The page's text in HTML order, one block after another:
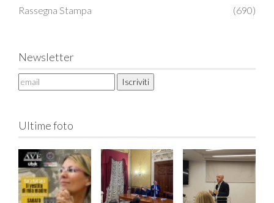
Rassegna Stampa (690)
Newsletter
Ultime foto